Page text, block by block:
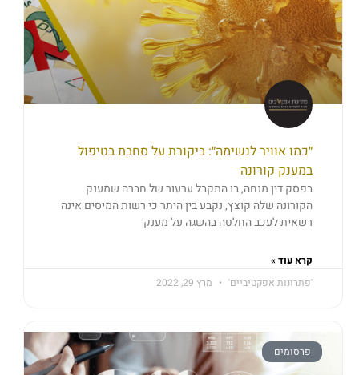
״כמו אוויר לנשימה״: ביקורת על סחבת בטיפול
במענק קורונה
בפסק דין מנחה, בו התקבל ערעור של חברה שמענק
הקורונה שלה קוצץ, נקבע בין היתר כי רשות המיסים אינה
רשאית לעכב החלטה בהשגה על מענק
קרא עוד »
'פתרונות אפקטיביים'
מרץ 29, 2022
פרסומים